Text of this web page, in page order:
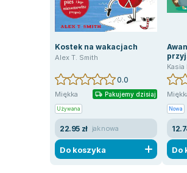
Kostek na wakacjach
Alex T. Smith
0.0
Miękka Pakujemy dzisiaj
Używana
22.95 zł jak nowa
Do koszyka
Kasia
Nowa
Do